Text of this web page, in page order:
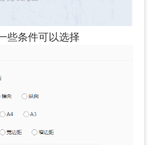
些条件可以选择